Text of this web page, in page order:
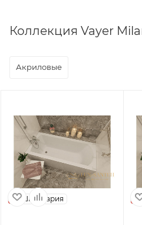
Коллекция Vayer
Акриловые
Швейцария